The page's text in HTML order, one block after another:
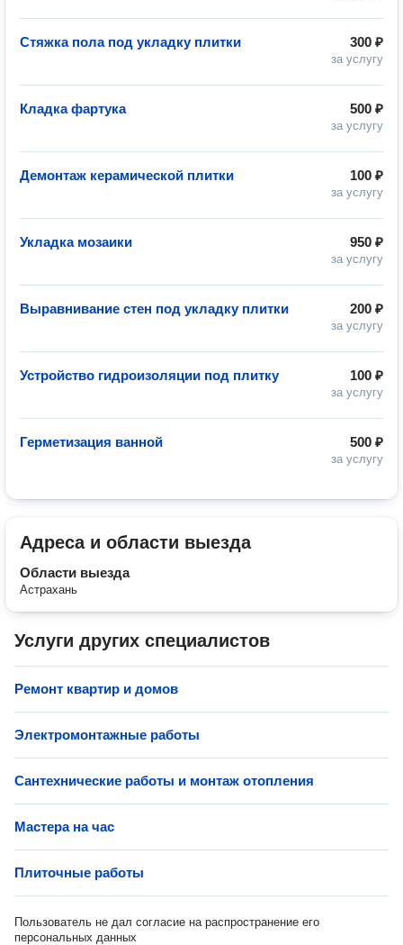
300 ₽
за услугу
Стяжка пола под укладку плитки
500 ₽
за услугу
Кладка фартука
100 ₽
за услугу
Демонтаж керамической плитки
950 ₽
за услугу
Укладка мозаики
200 ₽
за услугу
Выравнивание стен под укладку плитки
100 ₽
за услугу
Устройство гидроизоляции под плитку
500 ₽
за услугу
Герметизация ванной
Адреса и области выезда
Области выезда
Астрахань
Услуги других специалистов
Ремонт квартир и домов
Электромонтажные работы
Сантехнические работы и монтаж отопления
Мастера на час
Плиточные работы
Пользователь не дал согласие на распространение его
персональных данных